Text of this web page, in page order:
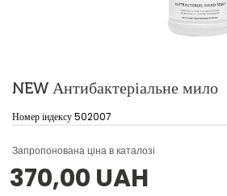
NEW Антибактеріальне мило
Номер індексу 502007
Запропонована ціна в каталозі
370,00 UAH